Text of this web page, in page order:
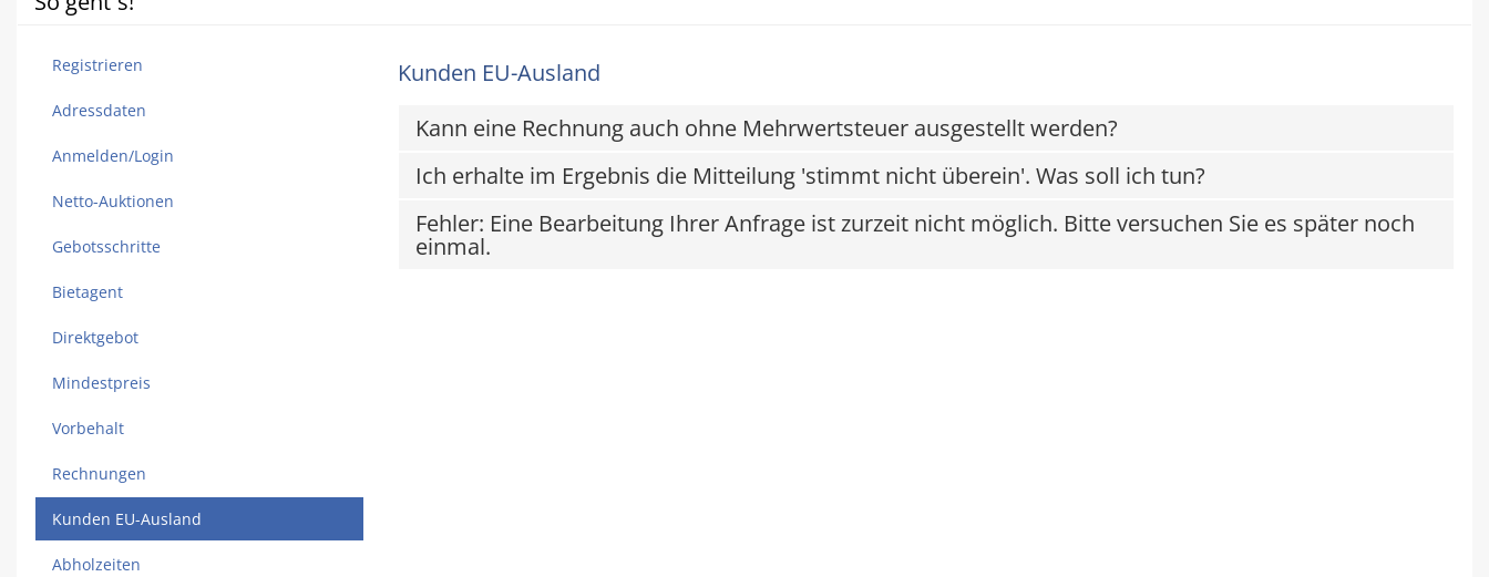
Registrieren
Adressdaten
Anmelden/Login
Netto-Auktionen
Gebotsschritte
Bietagent
Direktgebot
Mindestpreis
Vorbehalt
Rechnungen
Kunden EU-Ausland
Abholzeiten
Kunden EU-Ausland
Kann eine Rechnung auch ohne Mehrwertsteuer ausgestellt werden?
Ich erhalte im Ergebnis die Mitteilung 'stimmt nicht überein'. Was soll ich tun?
Fehler: Eine Bearbeitung Ihrer Anfrage ist zurzeit nicht möglich. Bitte versuchen Sie es später noch
einmal.